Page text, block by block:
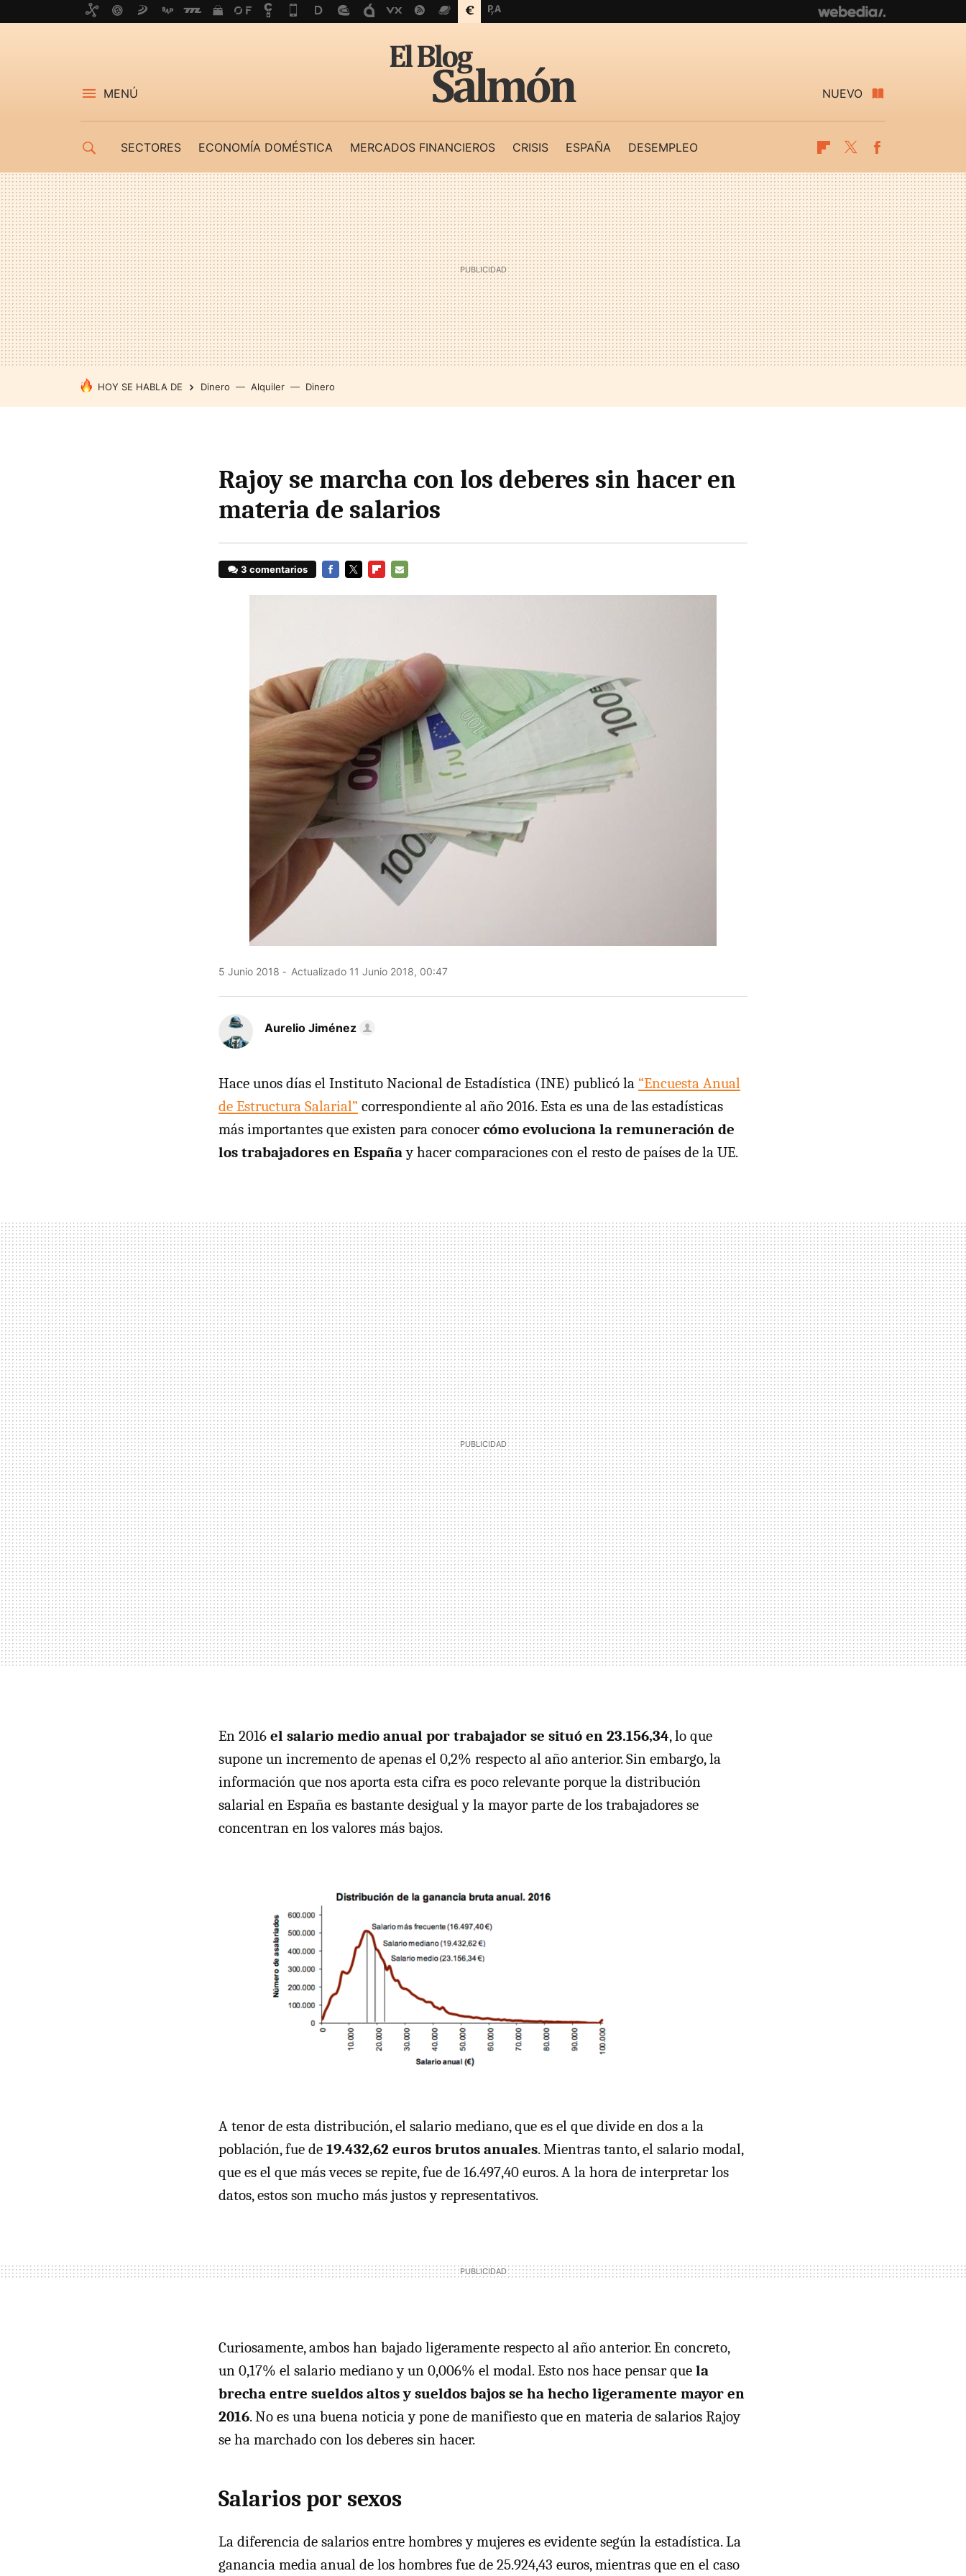
MENÚ NUEVO
SECTORES ECONOMÍA DOMÉSTICA MERCADOS FINANCIEROS CRISIS ESPAÑA DESEMPLEO Flipboard
Twitter
HOY SE HABLA DE Dinero Alquiler Dinero
Rajoy se marcha con los deberes sin hacer en
materia de salarios
3 comentarios
5 Junio 2018 Actualizado 11 Junio 2018, 00:47
Aurelio Jiménez
Hace unos días el Instituto Nacional de Estadística (INE) publicó la “Encuesta Anual
de Estructura Salarial” correspondiente al año 2016. Esta es una de las estadísticas
más importantes que existen para conocercómo evoluciona la remuneración de
los trabajadores en Españay hacer comparaciones con el resto de países de la UE.
En 2016 el salario medio anual por trabajador se situó en 23.156,34, lo que
supone un incremento de apenas el 0,2% respecto al año anterior. Sin embargo, la
información que nos aporta esta cifra es poco relevante porque la distribución
salarial en España es bastante desigual y la mayor parte de los trabajadores se
concentran en los valores más bajos.
A tenor de esta distribución, el salario mediano, que es el que divide en dos a la
población, fue de 19.432,62 euros brutos anuales. Mientras tanto, el salario modal,
que es el que más veces se repite, fue de 16.497,40 euros. A la hora de interpretar los
datos, estos son mucho más justos y representativos.
Curiosamente, ambos han bajado ligeramente respecto al año anterior. En concreto,
un 0,17% el salario mediano y un 0,006% el modal. Esto nos hace pensar que la
brecha entre sueldos altos y sueldos bajos se ha hecho ligeramente mayor en
2016. No es una buena noticia y pone de manifiesto que en materia de salarios Rajoy
se ha marchado con los deberes sin hacer.
Salarios por sexos
La diferencia de salarios entre hombres y mujeres es evidente según la estadística. La
ganancia media anual de los hombres fue de 25.924,43 euros, mientras que en el caso